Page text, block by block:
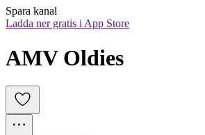
Spara kanal
Ladda ner gratis i App Store
AMV Oldies